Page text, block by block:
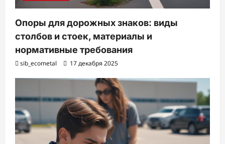
Опоры для дорожных знаков: виды
столбов и стоек, материалы и
нормативные требования
sib_ecometal 17 декабря 2025